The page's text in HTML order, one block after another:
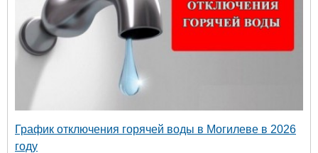
График отключения горячей воды в Могилеве в 2026
году